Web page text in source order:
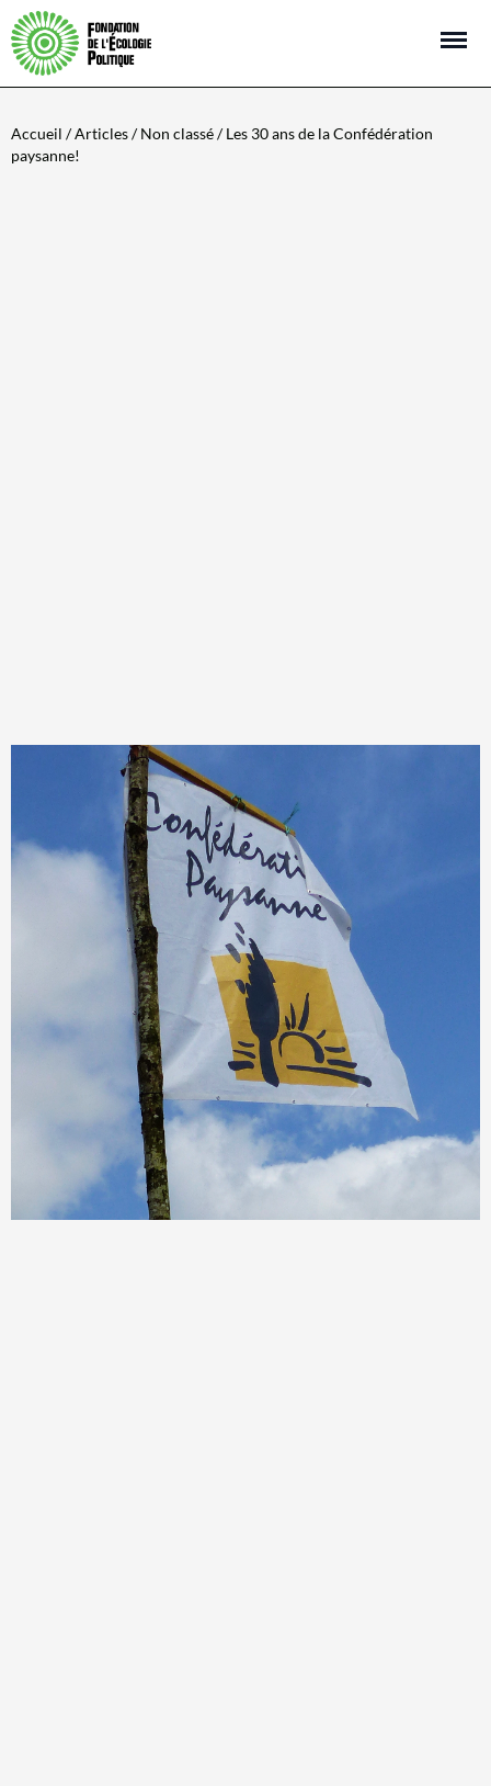
Open
Accueil /Articles/Non classé/ Les 30 ans de la Confédération
paysanne!